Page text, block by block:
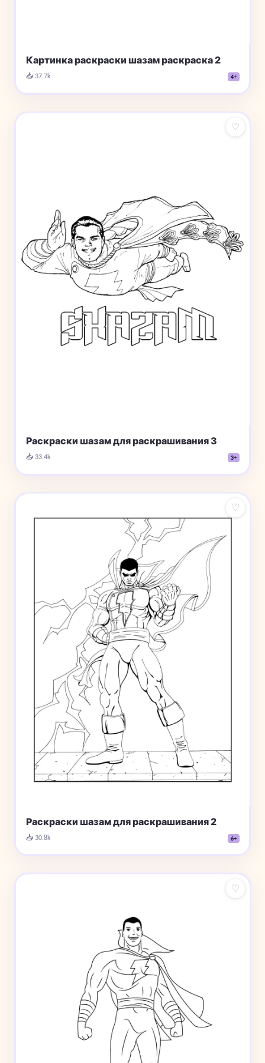
Картинка раскраски шазам раскраска 2
📥 37.7k 4+
♡
Раскраски шазам для раскрашивания 3
📥 33.4k 3+
♡
Раскраски шазам для раскрашивания 2
📥 30.8k 6+
♡